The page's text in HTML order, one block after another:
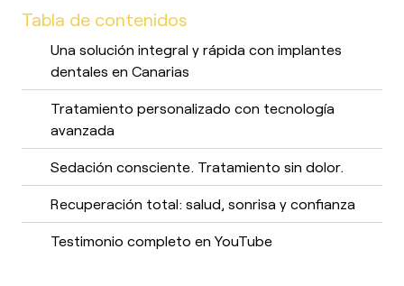
Tabla de contenidos
Una solución integral y rápida con implantes
dentales en Canarias
Tratamiento personalizado con tecnología
avanzada
Sedación consciente. Tratamiento sin dolor.
Recuperación total: salud, sonrisa y confianza
Testimonio completo en YouTube